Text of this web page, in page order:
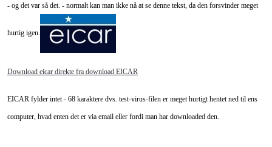
- og det var så det. - normalt kan man ikke nå at se denne tekst, da den forsvinder meget
hurtig igen.
Download eicar direkte fra download EICAR
EICAR fylder intet - 68 karaktere dvs. test-virus-filen er meget hurtigt hentet ned til ens
computer, hvad enten det er via email eller fordi man har downloaded den.